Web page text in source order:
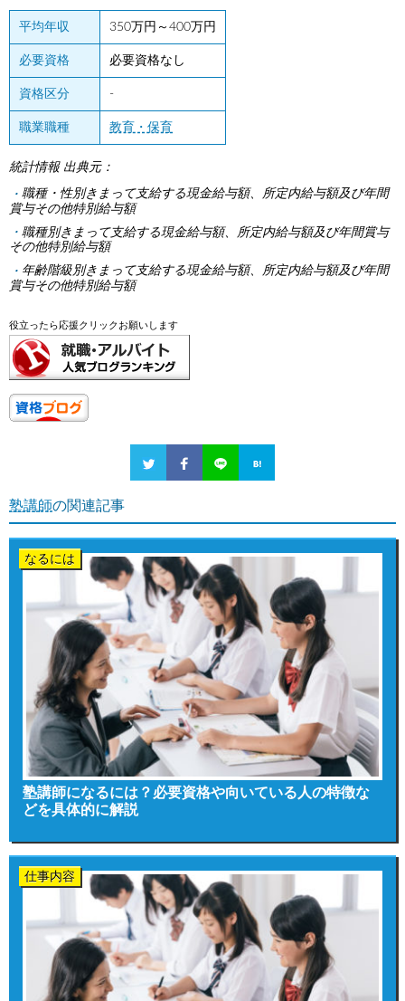
平均年収 350万円～400万円
必要資格 必要資格なし
資格区分 -
職業職種 教育・保育
統計情報 出典元：
職種・性別きまって支給する現金給与額、所定内給与額及び年間
賞与その他特別給与額
職種別きまって支給する現金給与額、所定内給与額及び年間賞与
その他特別給与額
年齢階級別きまって支給する現金給与額、所定内給与額及び年間
賞与その他特別給与額
役立ったら応援クリックお願いします
塾講師の関連記事
なるには
塾講師になるには？必要資格や向いている人の特徴な
どを具体的に解説
仕事内容